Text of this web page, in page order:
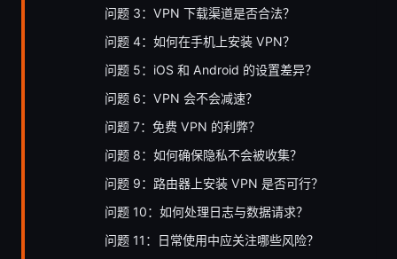
问题 3：VPN 下载渠道是否合法？
问题 4：如何在手机上安装 VPN？
问题 5：iOS 和 Android 的设置差异？
问题 6：VPN 会不会减速？
问题 7：免费 VPN 的利弊？
问题 8：如何确保隐私不会被收集？
问题 9：路由器上安装 VPN 是否可行？
问题 10：如何处理日志与数据请求？
问题 11：日常使用中应关注哪些风险？